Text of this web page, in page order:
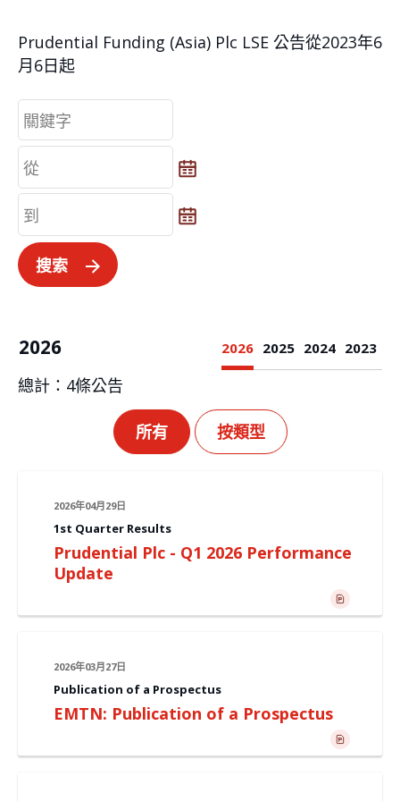
Prudential Funding (Asia) Plc LSE 公告從2023年6
月6日起
從
從
到
到
搜索
2026 2026 2025 2024 2023
總計： 4條公告
所有 按類型
2026年04月29日
1st Quarter Results
Prudential Plc - Q1 2026 Performance
Update
2026年03月27日
Publication of a Prospectus
EMTN: Publication of a Prospectus